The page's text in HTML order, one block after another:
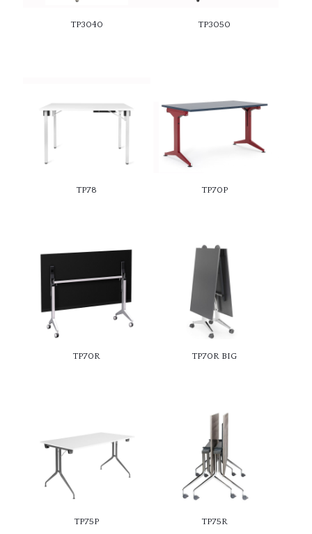
TP3040 TP3050
TP78 TP70P
TP70R TP70R BIG
TP75P TP75R